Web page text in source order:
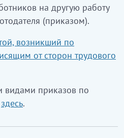
на другую работу
(приказом).
возникший по
от сторон трудового
видами приказов по
здесь.